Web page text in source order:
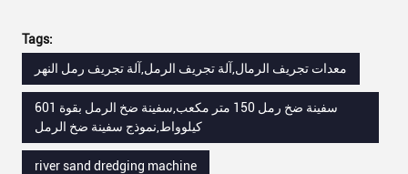
Tags:
معدات تجريف الرمال,آلة تجريف الرمل,آلة تجريف رمل النهر
سفينة ضخ رمل 150 متر مكعب,سفينة ضخ الرمل بقوة 601
كيلوواط,نموذج سفينة ضخ الرمل
river sand dredging machine